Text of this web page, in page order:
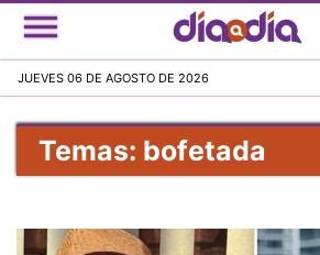
Pasar
al
principal
JUEVES 06 DE AGOSTO DE 2026
Temas: bofetada